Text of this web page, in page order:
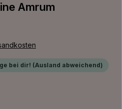
Amrum
bei dir! (Ausland abweichend)